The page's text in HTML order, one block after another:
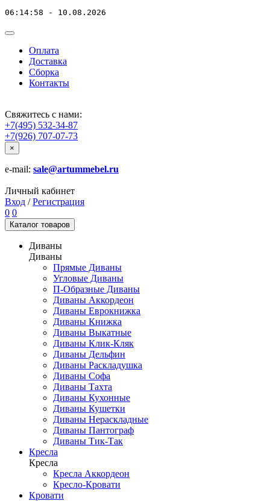
06:14:58 - 10.08.2026
Оплата
Доставка
Сборка
Контакты
Свяжитесь с нами:
+7(495) 532-34-87
+7(926) 707-07-73
×
e-mail: sale@artummebel.ru
Личный кабинет
Вход / Регистрация
0 0
Каталог товаров
Диваны
Диваны
Прямые Диваны
Угловые Диваны
П-Образные Диваны
Диваны Аккордеон
Диваны Еврокнижка
Диваны Книжка
Диваны Выкатные
Диваны Клик-Кляк
Диваны Дельфин
Диваны Раскладушка
Диваны Софа
Диваны Тахта
Диваны Кухонные
Диваны Кушетки
Диваны Нераскладные
Диваны Пантограф
Диваны Тик-Так
Кресла
Кресла
Кресла Аккордеон
Кресло-Кровати
Кровати